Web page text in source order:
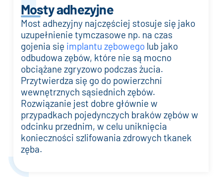
Mosty adhezyjne
Most adhezyjny najczęściej stosuje się jako
uzupełnienie tymczasowe np. na czas
gojenia się implantu zębowegolub jako
odbudowa zębów, które nie są mocno
obciążane zgryzowo podczas żucia.
Przytwierdza się go do powierzchni
wewnętrznych sąsiednich zębów.
Rozwiązanie jest dobre głównie w
przypadkach pojedynczych braków zębów w
odcinku przednim, w celu uniknięcia
konieczności szlifowania zdrowych tkanek
zęba.